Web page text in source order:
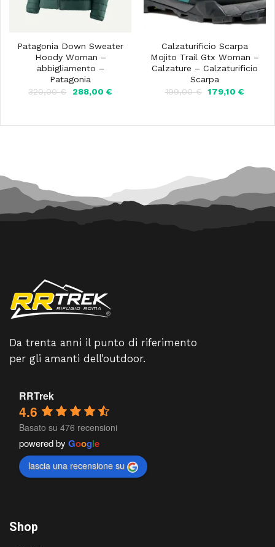
Patagonia Down Sweater
Hoody Woman –
abbigliamento –
Patagonia
320,00€
Il
prezzo
320,00 €.
288,00 €Il
288,00 €.
Calzaturificio Scarpa
Mojito Trail Gtx Woman –
Calzature – Calzaturificio
Scarpa
199,00€ Il
prezzo
199,00 €.
179,10€Il
179,10
Da trenta anni il punto di riferimento
per gli amanti dell’outdoor.
RRTrek
4.6
Basato su 476 recensioni
powered by Google
lascia una recensione su
Shop